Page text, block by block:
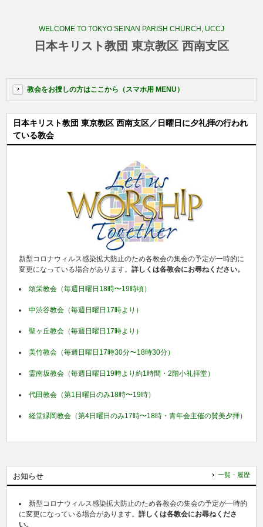
WELCOME TO TOKYO SEINAN PARISH CHURCH, UCCJ
日本キリスト教団 東京教区 西南支区
教会をお捜しの方はここから（スマホ用 MENU）
日本キリスト教団 東京教区 西南支区／日曜日に夕礼拝の行われ
ている教会
新型コロナウィルス感染拡大防止のため各教会の集会の予定が一時的に
変更になっている場合があります。詳しくは各教会にお尋ねください。
頌栄教会（毎週日曜日18時〜19時頃）
中渋谷教会（毎週日曜日17時より）
聖ヶ丘教会（毎週日曜日17時より）
美竹教会（毎週日曜日17時30分〜18時30分）
霊南坂教会（毎週日曜日19時より約1時間・2階小礼拝堂）
代田教会（第1日曜日のみ18時〜19時）
経堂緑岡教会（第4日曜日のみ17時〜18時・青年会主催の賛美夕拝）
お知らせ 一覧・履歴
新型コロナウィルス感染拡大防止のため各教会の集会の予定が一時的
に変更になっている場合があります。詳しくは各教会にお尋ねくださ
い。